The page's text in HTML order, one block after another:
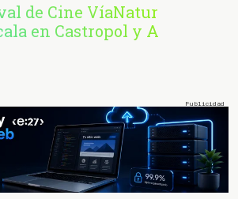
de Cine VíaNatur
en Castropol y A